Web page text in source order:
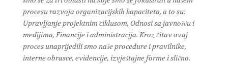
procesu razvoja organizacijskih kapaciteta, a to su:
Upravljanje projektnim ciklusom, Odnosi sa javnošću i
medijima, Financije i administracija. Kroz čitav ovaj
proces unaprijedili smo naše procedure i pravilnike,
interne obrasce, evidencije, izvještajne forme i slično.